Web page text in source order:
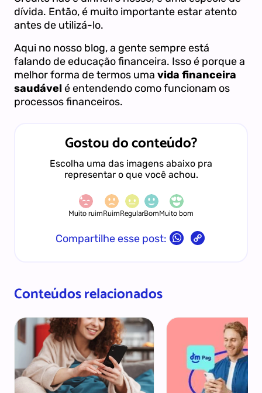
dívida. Então, é muito importante estar atento
antes de utilizá-lo.
Aqui no nosso blog, a gente sempre está
falando de educação financeira. Isso é porque a
melhor forma de termos uma vida financeira
saudávelé entendendo como funcionam os
processos financeiros.
Gostou do conteúdo?
Escolha uma das imagens abaixo pra
representar o que você achou.
Muito ruimRuimRegularBomMuito bom
Compartilhe esse post:
Conteúdos relacionados